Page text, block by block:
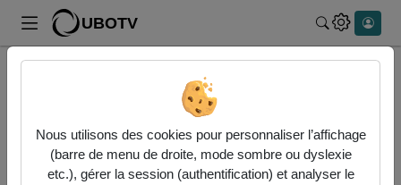
UBOTV
6 vidéos trouvées
Audio Vidéo
Nous utilisons des cookies pour personnaliser l’affichage
(barre de menu de droite, mode sombre ou dyslexie
etc.), gérer la session (authentification) et analyser le